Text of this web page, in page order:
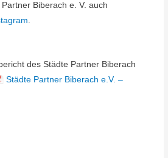
Biberach e. V. auch
.
des Städte Partner Biberach
Städte Partner Biberach e.V. –